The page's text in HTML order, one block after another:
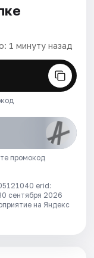
1 минуту назад
промокод
erid:
сентября 2026
на Яндекс